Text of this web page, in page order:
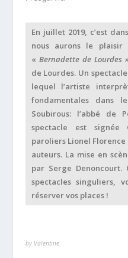
En juillet 2019, c’est
nous aurons le plaisir
« Bernadette de Lourdes »
de Lourdes. Un
lequel l’artiste
fondamentales dans
Soubirous: l’abbé de
spectacle est
paroliers Lionel
auteurs. La mise en
par Serge Denoncourt.
spectacles singuliers,
réserver vos places !
by Valentine